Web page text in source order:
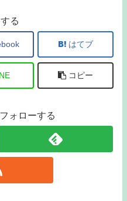
る
はてブ
コピー
ォローする